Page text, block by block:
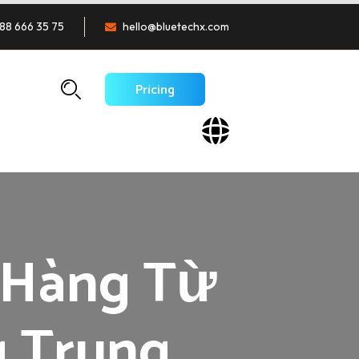
666 35 75 hello@bluetechx.com
Pricing
Từ